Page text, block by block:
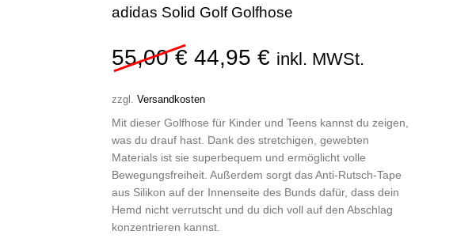
adidas Solid Golf Golfhose
55,00€ Ursprünglicher Preis war:
44,95 € Aktueller Preis ist:
inkl. MWSt.
zzgl. Versandkosten
Mit dieser Golfhose für Kinder und Teens kannst du zeigen,
was du drauf hast. Dank des stretchigen, gewebten
Materials ist sie superbequem und ermöglicht volle
Bewegungsfreiheit. Außerdem sorgt das Anti-Rutsch-Tape
aus Silikon auf der Innenseite des Bunds dafür, dass dein
Hemd nicht verrutscht und du dich voll auf den Abschlag
konzentrieren kannst.